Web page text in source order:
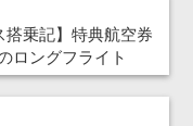
搭乗記】特典航空券
ロングフライト